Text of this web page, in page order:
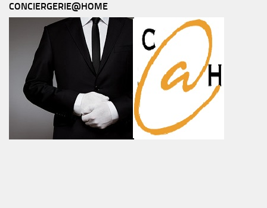
CONCIERGERIE@HOME